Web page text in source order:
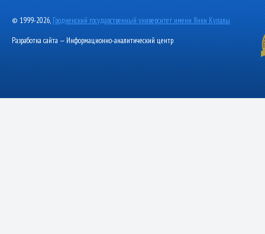
© 1999-2026, Гродненский государственный университет имени Янки Купалы
Разработка сайта — Информационно-аналитический центр